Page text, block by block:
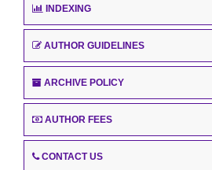
INDEXING
AUTHOR GUIDELINES
ARCHIVE POLICY
AUTHOR FEES
CONTACT US